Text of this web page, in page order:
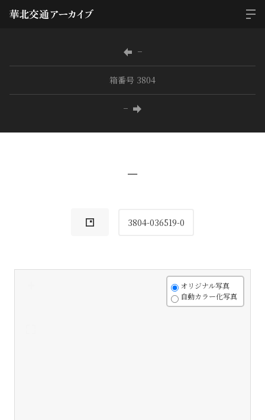
−
箱番号 3804
−
−
3804-036519-0
オリジナル写真
自動カラー化写真